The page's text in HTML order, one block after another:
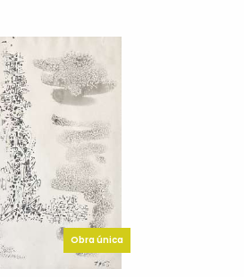
Obra única